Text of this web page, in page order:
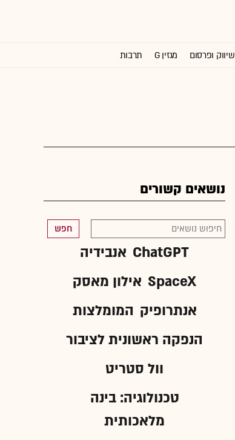
שיווק ופרסום מגזין G תרבות
נושאים קשורים
חפש
ChatGPT אנבידיה
SpaceX אילון מאסק
אנתרופיק המומלצות
הנפקה ראשונית לציבור
וול סטריט
טכנולוגיה: בינה
מלאכותית